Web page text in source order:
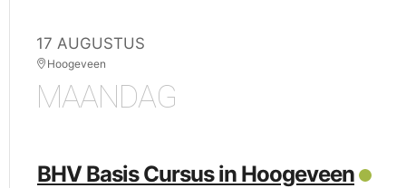
17 AUGUSTUS
Hoogeveen
MAANDAG
BHV Basis Cursus in Hoogeveen